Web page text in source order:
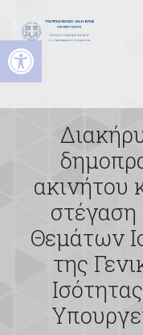
Ανοίξτε τη γραμμή εργαλείων
ακινήτου
στέγαση
Θεμάτων
της